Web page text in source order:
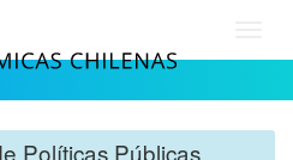
Políticas Públicas